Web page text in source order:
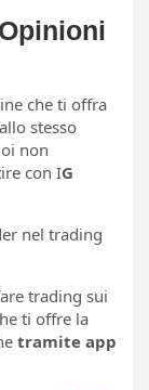
che ti offra
stesso
non
con IG
nel trading
trading sui
ti offre la
tramite app